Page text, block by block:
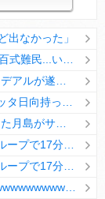
出なかった」